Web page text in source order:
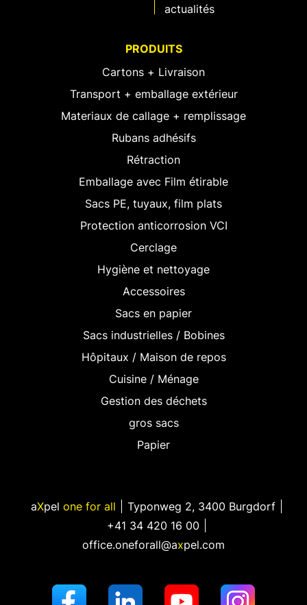
actualités
PRODUITS
Cartons + Livraison
Transport + emballage extérieur
Materiaux de callage + remplissage
Rubans adhésifs
Rétraction
Emballage avec Film étirable
Sacs PE, tuyaux, film plats
Protection anticorrosion VCI
Cerclage
Hygiène et nettoyage
Accessoires
Sacs en papier
Sacs industrielles / Bobines
Hôpitaux / Maison de repos
Cuisine / Ménage
Gestion des déchets
gros sacs
Papier
aXpel one for all Typonweg 2, 3400 Burgdorf
+41 34 420 16 00
office.oneforall@axpel.com